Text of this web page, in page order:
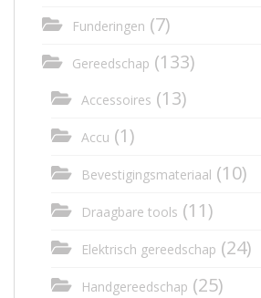
Funderingen (7)
Gereedschap (133)
Accessoires (13)
Accu (1)
Bevestigingsmateriaal (10)
Draagbare tools (11)
Elektrisch gereedschap (24)
Handgereedschap (25)